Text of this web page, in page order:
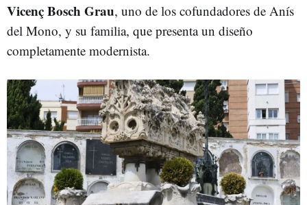
Vicenç Bosch Grau, uno de los cofundadores de Anís
del Mono, y su familia, que presenta un diseño
completamente modernista.